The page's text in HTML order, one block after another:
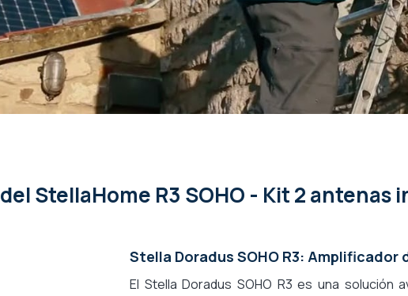
del StellaHome R3 SOHO - Kit 2 antenas
Stella Doradus SOHO R3:
El Stella Doradus SOHO R3 es una solución